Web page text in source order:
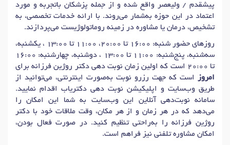
پیشقدم / ولیعصر واقع شده و از جمله پزشکان باتجربه و مورد
اعتماد در این حوزه به‌شمار می‌روند. با ارائه خدمات تخصصی، به
تشخیص، درمان یا مشاوره در زمینه روماتولوژیست می‌پردازند.
روزهای حضور شنبه: 16:00 تا 20:00، 11:00 تا 13:00 ، یکشنبه،
سه‌شنبه، پنج‌شنبه: 11:00 تا 13:00 ، دوشنبه، چهارشنبه: 16:00
تا 20:00 است که اولین زمان نوبت دهی دکتر روژین فرزانه برای
امروز
است که جهت رزرو نوبت به‌صورت اینترنتی، می‌توانید از
طریق وب‌سایت و اپلیکیشن نوبت دهی دکتریاب اقدام نمایید.
سامانه نوبت‌دهی آنلاین این وب‌سایت به شما این امکان را
می‌دهد که در هر زمان و از هر مکان، وقت ملاقات خود با دکتر
روژین فرزانه را به‌راحتی تنظیم کنید. در صورت فعال بودن،
امکان مشاوره تلفنی نیز فراهم است.